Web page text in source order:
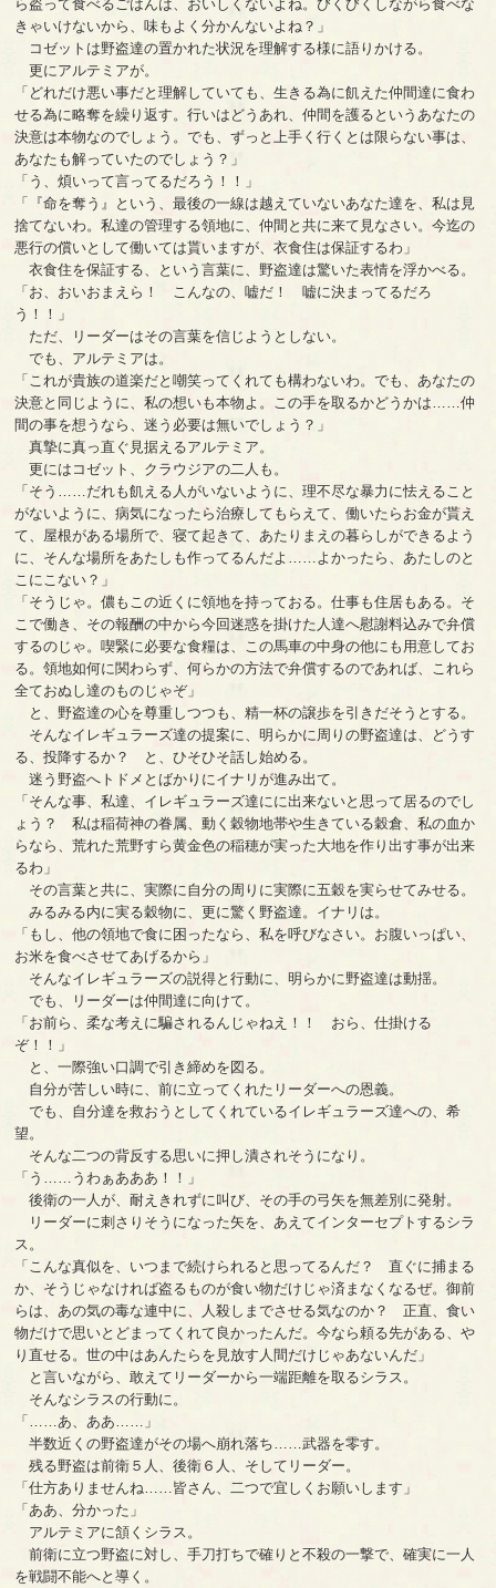
ら盗って食べるごはんは、おいしくないよね。びくびくしながら食べな
きゃいけないから、味もよく分かんないよね？」
コゼットは野盗達の置かれた状況を理解する様に語りかける。
更にアルテミアが。
「どれだけ悪い事だと理解していても、生きる為に飢えた仲間達に食わ
せる為に略奪を繰り返す。行いはどうあれ、仲間を護るというあなたの
決意は本物なのでしょう。でも、ずっと上手く行くとは限らない事は、
あなたも解っていたのでしょう？」
「う、煩いって言ってるだろう！！」
「『命を奪う』という、最後の一線は越えていないあなた達を、私は見
捨てないわ。私達の管理する領地に、仲間と共に来て見なさい。今迄の
悪行の償いとして働いては貰いますが、衣食住は保証するわ」
衣食住を保証する、という言葉に、野盗達は驚いた表情を浮かべる。
「お、おいおまえら！ こんなの、嘘だ！ 嘘に決まってるだろ
う！！」
ただ、リーダーはその言葉を信じようとしない。
でも、アルテミアは。
「これが貴族の道楽だと嘲笑ってくれても構わないわ。でも、あなたの
決意と同じように、私の想いも本物よ。この手を取るかどうかは……仲
間の事を想うなら、迷う必要は無いでしょう？」
真摯に真っ直ぐ見据えるアルテミア。
更にはコゼット、クラウジアの二人も。
「そう……だれも飢える人がいないように、理不尽な暴力に怯えること
がないように、病気になったら治療してもらえて、働いたらお金が貰え
て、屋根がある場所で、寝て起きて、あたりまえの暮らしができるよう
に、そんな場所をあたしも作ってるんだよ……よかったら、あたしのと
こにこない？」
「そうじゃ。儂もこの近くに領地を持っておる。仕事も住居もある。そ
こで働き、その報酬の中から今回迷惑を掛けた人達へ慰謝料込みで弁償
するのじゃ。喫緊に必要な食糧は、この馬車の中身の他にも用意してお
る。領地如何に関わらず、何らかの方法で弁償するのであれば、これら
全ておぬし達のものじゃぞ」
と、野盗達の心を尊重しつつも、精一杯の譲歩を引きだそうとする。
そんなイレギュラーズ達の提案に、明らかに周りの野盗達は、どうす
る、投降するか？ と、ひそひそ話し始める。
迷う野盗へトドメとばかりにイナリが進み出て。
「そんな事、私達、イレギュラーズ達にに出来ないと思って居るのでし
ょう？ 私は稲荷神の眷属、動く穀物地帯や生きている穀倉、私の血か
らなら、荒れた荒野すら黄金色の稲穂が実った大地を作り出す事が出来
るわ」
その言葉と共に、実際に自分の周りに実際に五穀を実らせてみせる。
みるみる内に実る穀物に、更に驚く野盗達。イナリは。
「もし、他の領地で食に困ったなら、私を呼びなさい。お腹いっぱい、
お米を食べさせてあげるから」
そんなイレギュラーズの説得と行動に、明らかに野盗達は動揺。
でも、リーダーは仲間達に向けて。
「お前ら、柔な考えに騙されるんじゃねえ！！ おら、仕掛ける
ぞ！！」
と、一際強い口調で引き締めを図る。
自分が苦しい時に、前に立ってくれたリーダーへの恩義。
でも、自分達を救おうとしてくれているイレギュラーズ達への、希
望。
そんな二つの背反する思いに押し潰されそうになり。
「う……うわぁあああ！！」
後衛の一人が、耐えきれずに叫び、その手の弓矢を無差別に発射。
リーダーに刺さりそうになった矢を、あえてインターセプトするシラ
ス。
「こんな真似を、いつまで続けられると思ってるんだ？ 直ぐに捕まる
か、そうじゃなければ盗るものが食い物だけじゃ済まなくなるぜ。御前
らは、あの気の毒な連中に、人殺しまでさせる気なのか？ 正直、食い
物だけで思いとどまってくれて良かったんだ。今なら頼る先がある、や
り直せる。世の中はあんたらを見放す人間だけじゃあないんだ」
と言いながら、敢えてリーダーから一端距離を取るシラス。
そんなシラスの行動に。
「……あ、ああ……」
半数近くの野盗達がその場へ崩れ落ち……武器を零す。
残る野盗は前衛５人、後衛６人、そしてリーダー。
「仕方ありませんね……皆さん、二つで宜しくお願いします」
「ああ、分かった」
アルテミアに頷くシラス。
前衛に立つ野盗に対し、手刀打ちで確りと不殺の一撃で、確実に一人
を戦闘不能へと導く。